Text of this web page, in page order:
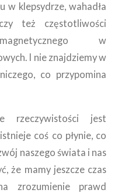
w klepsydrze, wahadła
też częstotliwości
w
I nie znajdziemy w
co przypomina
rzeczywistości jest
coś co płynie, co
naszego świata i nas
że mamy jeszcze czas
zrozumienie prawd